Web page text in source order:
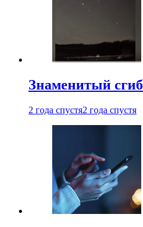
Знаменитый
2 года спустя2 года спустя